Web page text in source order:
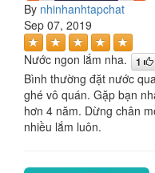
By nhinhanhtapchat
Sep 07, 2019
Nước ngon lắm nha. 1
Bình thường đặt nước
ghé vô quán. Gặp bạn
hơn 4 năm. Dừng chân
nhiều lắm luôn.